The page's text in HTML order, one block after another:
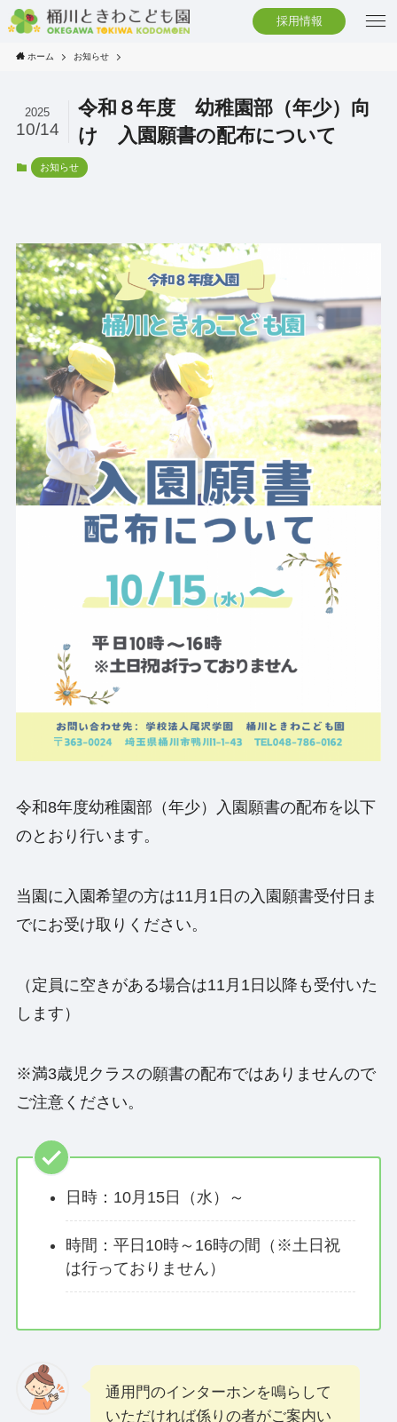
採用情報
ホーム お知らせ
令和８年度 幼稚園部（年少）向
け 入園願書の配布について
2025
10/14
お知らせ
令和8年度幼稚園部（年少）入園願書の配布を以下
のとおり行います。
当園に入園希望の方は11月1日の入園願書受付日ま
でにお受け取りください。
（定員に空きがある場合は11月1日以降も受付いた
します）
※満3歳児クラスの願書の配布ではありませんので
ご注意ください。
日時：10月15日（水）～
時間：平日10時～16時の間（※土日祝
は行っておりません）
通用門のインターホンを鳴らして
いただければ係りの者がご案内い